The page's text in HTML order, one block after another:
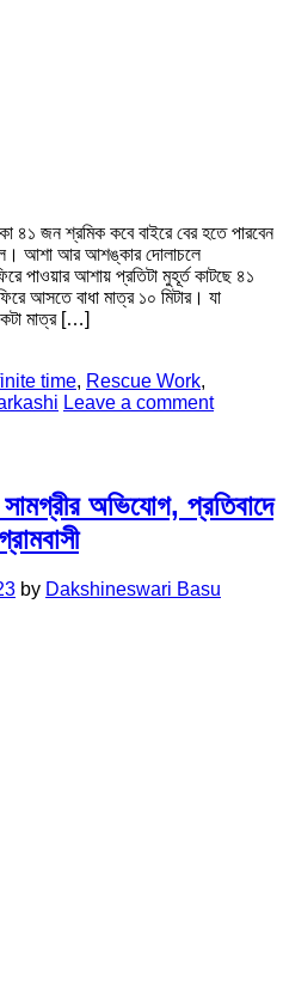
৪১ জন শ্রমিক কবে বাইরে বের হতে পারবেন
আশা আর আশঙ্কার দোলাচলে
পাওয়ার আশায় প্রতিটা মুহূর্ত কাটছে ৪১
আসতে বাধা মাত্র ১০ মিটার। যা
মাত্র […]
time, Rescue Work,
Leave a comment
অভিযোগ, প্রতিবাদে
by Dakshineswari Basu